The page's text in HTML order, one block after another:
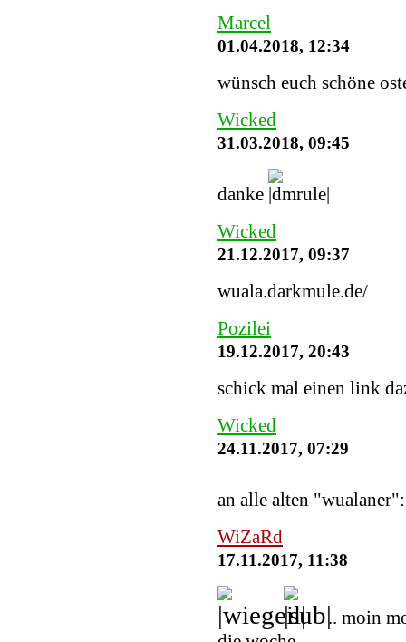
Marcel
01.04.2018, 12:34
wünsch euch schöne
Wicked
31.03.2018, 09:45
danke
Wicked
21.12.2017, 09:37
wuala.darkmule.de/
Pozilei
19.12.2017, 20:43
schick mal einen link
Wicked
24.11.2017, 07:29
an alle alten
WiZaRd
17.11.2017, 11:38
.. moin